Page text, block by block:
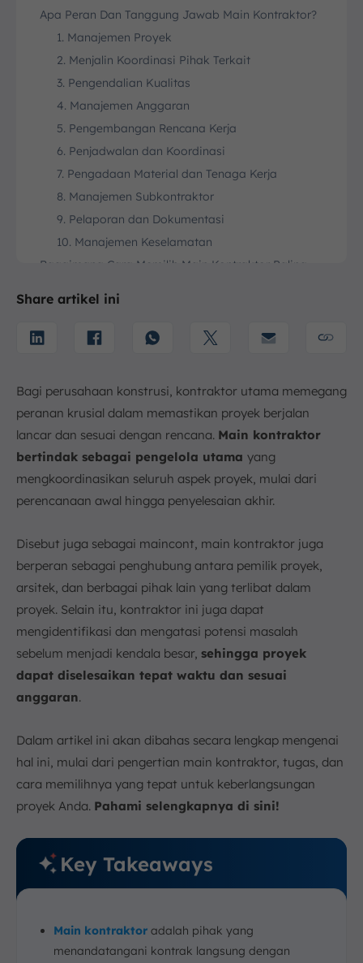
Apa Peran Dan Tanggung Jawab Main Kontraktor?
1. Manajemen Proyek
2. Menjalin Koordinasi Pihak Terkait
3. Pengendalian Kualitas
4. Manajemen Anggaran
5. Pengembangan Rencana Kerja
6. Penjadwalan dan Koordinasi
7. Pengadaan Material dan Tenaga Kerja
8. Manajemen Subkontraktor
9. Pelaporan dan Dokumentasi
10. Manajemen Keselamatan
Bagaimana Cara Memilih Main Kontraktor Paling
1. Evaluasi Pengalaman dan Keahlian
3. Tinjau Lisensi dan Sertifikasi
5. Tinjau Kontrak dan Persyaratan
Apa Perbedaan Main Kontraktor dan Subkontraktor?
1. Kontraktor Utama
2. Subkontraktor
Tingkatkan Efisiensi Manajemen Proyek Anda dengan
ScaleOcean
FAQ:
Share artikel ini
Bagi perusahaan konstrusi, kontraktor utama memegang
peranan krusial dalam memastikan proyek berjalan
lancar dan sesuai dengan rencana. Main kontraktor
bertindak sebagai pengelola utama yang
mengkoordinasikan seluruh aspek proyek, mulai dari
perencanaan awal hingga penyelesaian akhir.
Disebut juga sebagai maincont, main kontraktor juga
berperan sebagai penghubung antara pemilik proyek,
arsitek, dan berbagai pihak lain yang terlibat dalam
proyek. Selain itu, kontraktor ini juga dapat
mengidentifikasi dan mengatasi potensi masalah
sebelum menjadi kendala besar, sehingga proyek
dapat diselesaikan tepat waktu dan sesuai
anggaran.
Dalam artikel ini akan dibahas secara lengkap mengenai
hal ini, mulai dari pengertian main kontraktor, tugas, dan
cara memilihnya yang tepat untuk keberlangsungan
proyek Anda. Pahami selengkapnya di sini!
Key Takeaways
Main kontraktor adalah pihak yang
menandatangani kontrak langsung dengan